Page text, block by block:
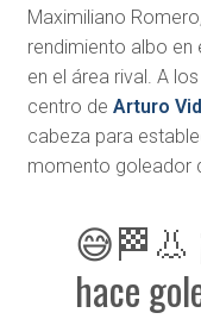
Maximiliano
rendimiento albo en
en el área rival. A
centro de Arturo
cabeza para
momento goleador
😅🏁👃
hace